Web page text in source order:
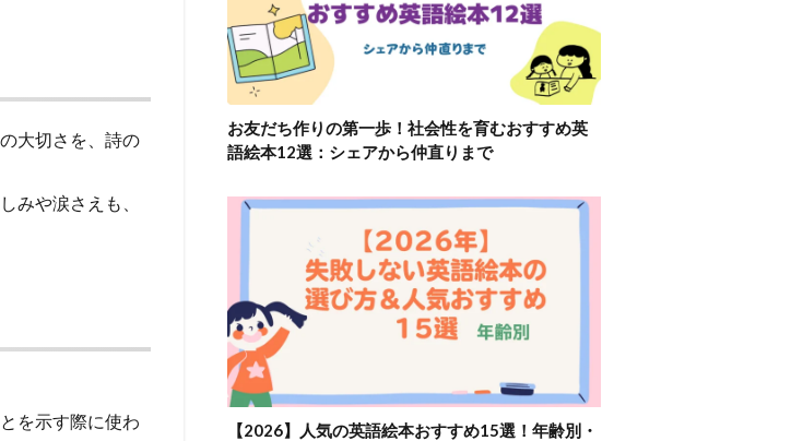
大切さを、詩の
みや涙さえも、
を示す際に使わ
お友だち作りの第一歩！社会性を育むおすすめ英
語絵本12選：シェアから仲直りまで
【2026】人気の英語絵本おすすめ15選！年齢別・